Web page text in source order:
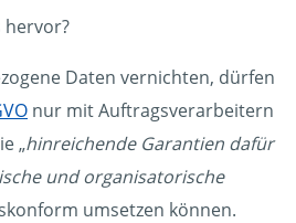
hervor?
Daten vernichten, dürfen
nur mit Auftragsverarbeitern
„hinreichende Garantien dafür
und organisatorische
umsetzen können.